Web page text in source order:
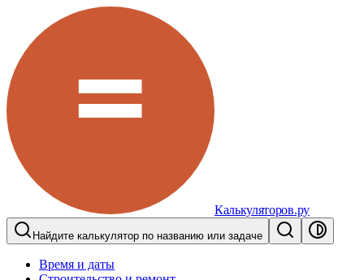
Калькуляторов.ру
Найдите калькулятор по названию или задаче
Время и даты